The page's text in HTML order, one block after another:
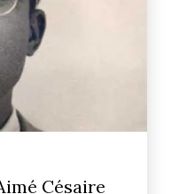
Césaire